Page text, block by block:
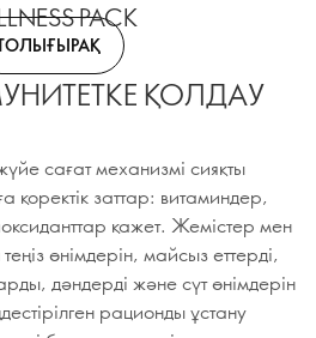
PACK
ҚОЛДАУ
сағат механизмі сияқты
қоректік заттар: витаминдер,
қажет. Жемістер мен
өнімдерін, майсыз еттерді,
дәндерді және сүт өнімдерін
рационды ұстану